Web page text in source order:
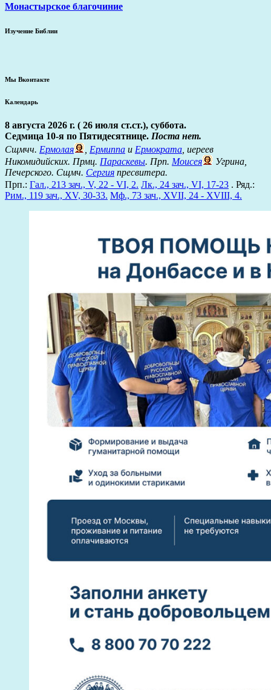
Монастырское благочиние
Изучение Библии
Мы Вконтакте
Календарь
8 августа 2026 г. ( 26 июля ст.ст.), суббота.
Седмица 10-я по Пятидесятнице. Поста нет.
Сщмчч. Ермолая , Ермиппа и Ермократа, иереев
Никомидийских. Прмц. Параскевы. Прп. Моисея
Угрина,
Печерского. Сщмч. Сергия пресвитера.
Прп.: Гал., 213 зач., V, 22 - VI, 2. Лк., 24 зач., VI, 17-23 . Ряд.:
Рим., 119 зач., XV, 30-33. Мф., 73 зач., XVII, 24 - XVIII, 4.